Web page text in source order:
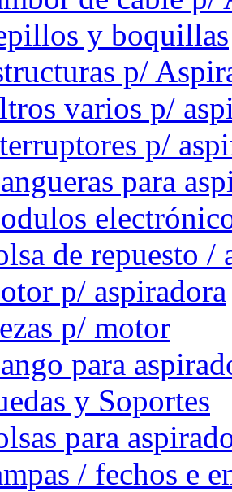
y boquillas
p/
varios p/
p/
para
de repuesto /
p/ aspiradora
p/ motor
para
y Soportes
para
/ fechos e